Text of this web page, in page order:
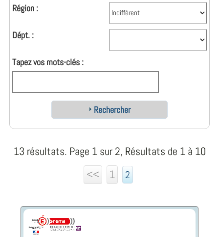
Région :
Dépt. :
Tapez vos mots-clés :
Rechercher
13 résultats. Page 1 sur 2, Résultats de 1 à 10
<<
1 2